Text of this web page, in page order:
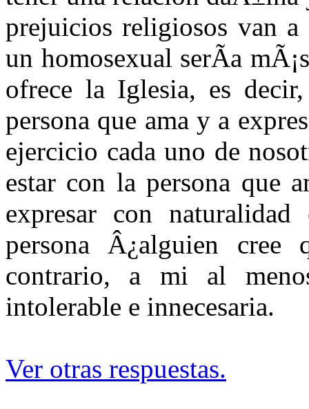
prejuicios religiosos van a
un homosexual serÃ­a
ofrece la Iglesia, es
persona que ama y a
ejercicio cada uno de
estar con la persona que
expresar con
persona Â¿alguien
contrario, a mi al
intolerable e innecesaria.
Ver otras respuestas.